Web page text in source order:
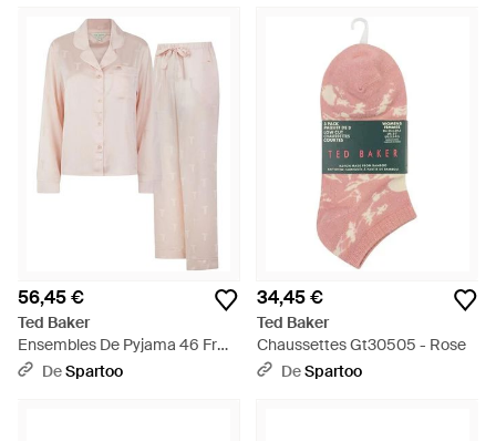
56,45 €
Ted Baker
Ensembles De Pyjama 46 Fr
Gt37427 - Rose
DeSpartoo
34,45 €
Ted Baker
Chaussettes Gt30505 - Rose
DeSpartoo